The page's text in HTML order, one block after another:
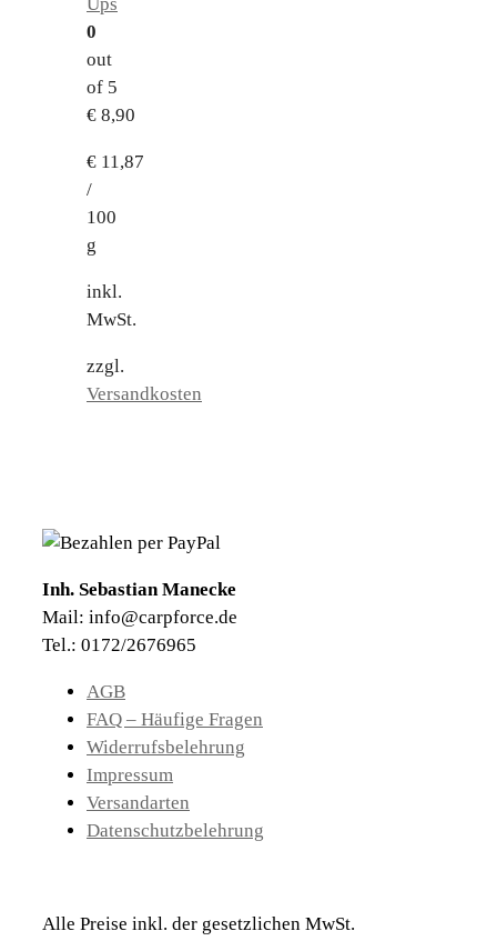
0
out
of 5
€ 8,90
€ 11,87
/
100
g
inkl.
MwSt.
zzgl.
Versandkosten
Inh. Sebastian Manecke
Mail: info@carpforce.de
Tel.: 0172/2676965
AGB
FAQ – Häufige Fragen
Widerrufsbelehrung
Impressum
Versandarten
Datenschutzbelehrung
Alle Preise inkl. der gesetzlichen MwSt.